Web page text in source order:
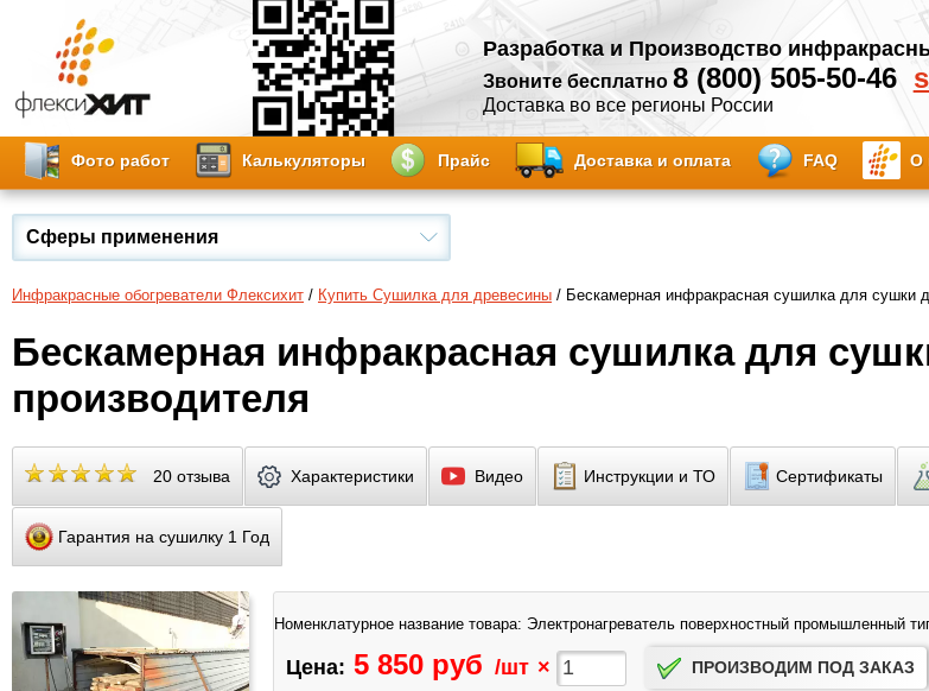
Разработка и Производство
Звоните бесплатно 8 (800) 505-50-46
Доставка во все регионы России
Фото работ Калькуляторы Прайс Доставка и оплата FAQ О
Сферы применения
Инфракрасные обогреватели Флексихит / Купить Сушилка для древесины / Бескамерная инфракрасная сушилка для сушки
Бескамерная инфракрасная сушилка для
производителя
20 отзыва Характеристики Видео Инструкции и ТО Сертификаты
Гарантия на сушилку 1 Год
Номенклатурное название товара: Электронагреватель поверхностный промышленный
Цена: 5 850 руб /шт × ПРОИЗВОДИМ ПОД ЗАКАЗ